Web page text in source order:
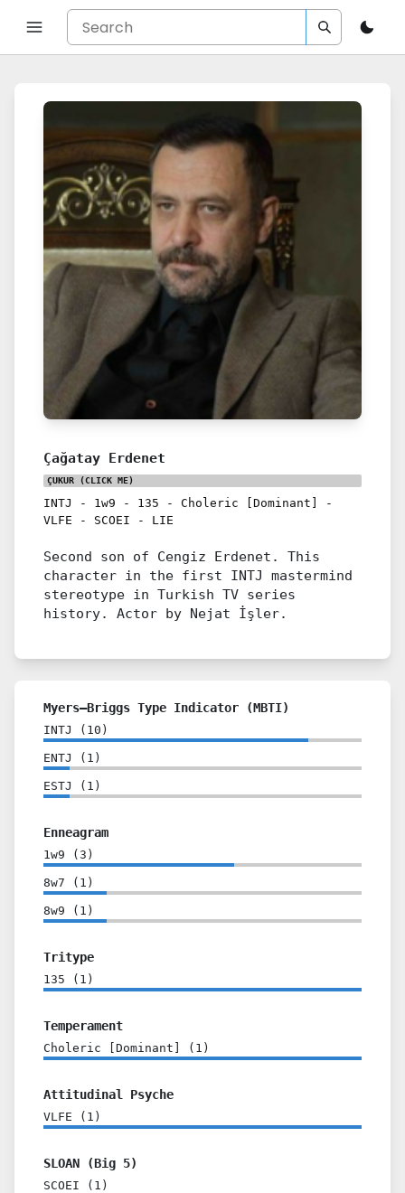
Çağatay Erdenet
ÇUKUR (CLICK ME)
INTJ - 1w9 - 135 - Choleric [Dominant]
-
VLFE - SCOEI - LIE
Second son of Cengiz Erdenet. This
character in the first INTJ mastermind
stereotype in Turkish TV series
history. Actor by Nejat İşler.
Myers–Briggs Type Indicator (MBTI)
INTJ ( 10 )
ENTJ ( 1 )
ESTJ ( 1 )
Enneagram
1w9 ( 3 )
8w7 ( 1 )
8w9 ( 1 )
Tritype
135 ( 1 )
Temperament
Choleric [Dominant] ( 1 )
Attitudinal Psyche
VLFE ( 1 )
SLOAN (Big 5)
SCOEI ( 1 )